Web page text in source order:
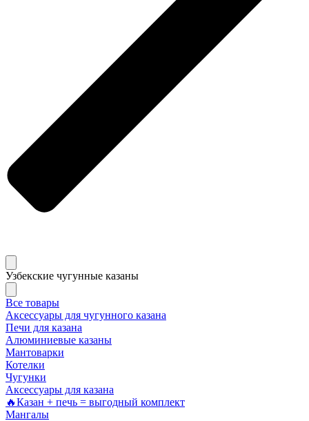
Узбекские чугунные казаны
Все товары
Аксессуары для чугунного казана
Печи для казана
Алюминиевые казаны
Мантоварки
Котелки
Чугунки
Аксессуары для казана
🔥Казан + печь = выгодный комплект
Мангалы